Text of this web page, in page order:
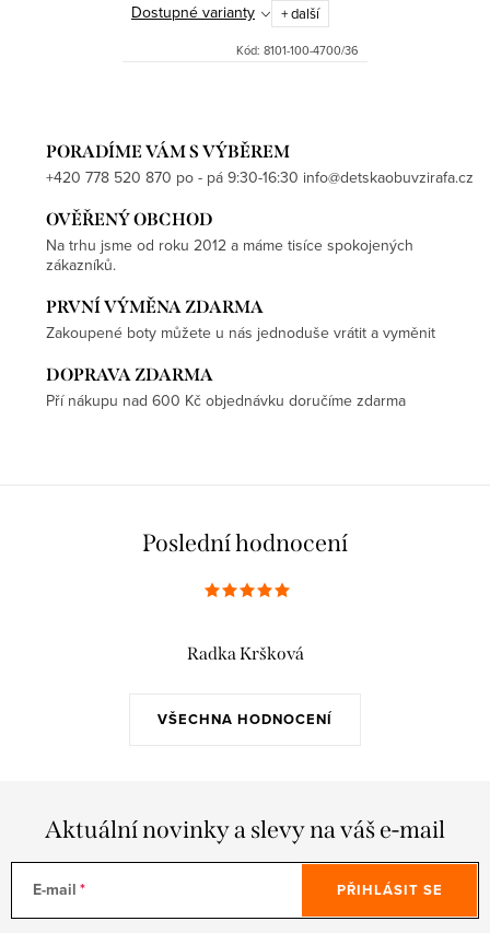
Dostupné varianty + další
Kód: 8101-100-4700/36
PORADÍME VÁM S VÝBĚREM
+420 778 520 870 po - pá 9:30-16:30 info@detskaobuvzirafa.cz
OVĚŘENÝ OBCHOD
Na trhu jsme od roku 2012 a máme tisíce spokojených
zákazníků.
PRVNÍ VÝMĚNA ZDARMA
Zakoupené boty můžete u nás jednoduše vrátit a vyměnit
DOPRAVA ZDARMA
Pří nákupu nad 600 Kč objednávku doručíme zdarma
Poslední hodnocení
VŠECHNA HODNOCENÍ
Radka Kršková
Aktuální novinky a slevy na váš e-mail
E-mail PŘIHLÁSIT SE